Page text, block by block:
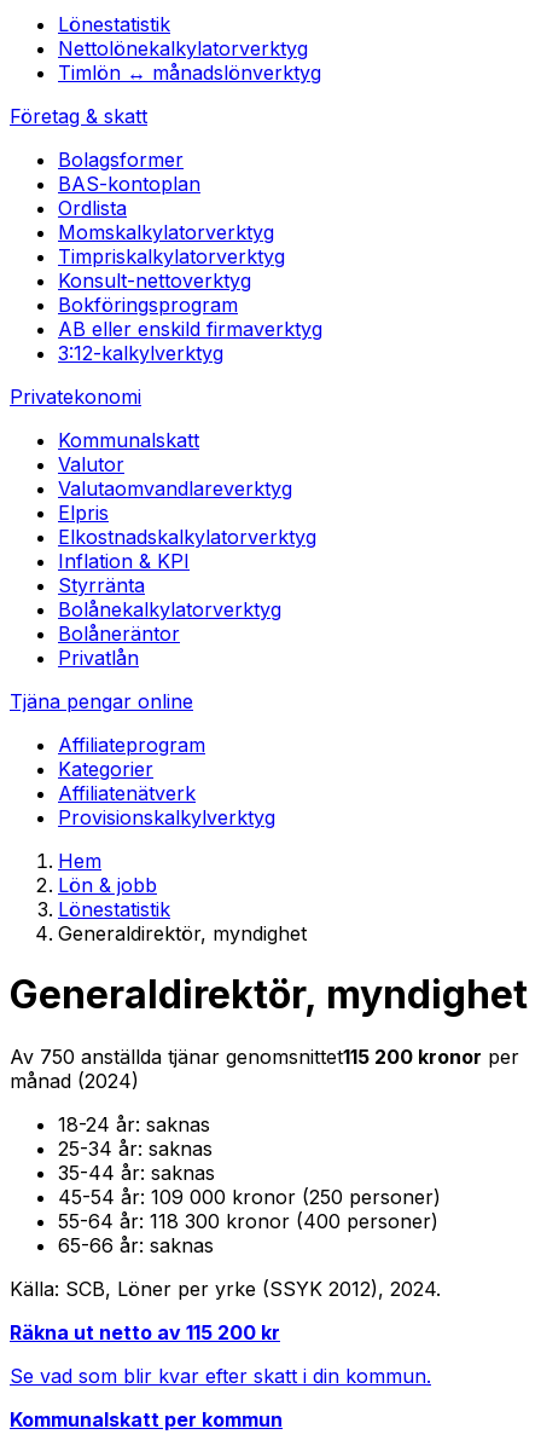
Lönestatistik
Nettolönekalkylatorverktyg
Timlön ↔ månadslönverktyg
Företag & skatt
Bolagsformer
BAS-kontoplan
Ordlista
Momskalkylatorverktyg
Timpriskalkylatorverktyg
Konsult-nettoverktyg
Bokföringsprogram
AB eller enskild firmaverktyg
3:12-kalkylverktyg
Privatekonomi
Kommunalskatt
Valutor
Valutaomvandlareverktyg
Elpris
Elkostnadskalkylatorverktyg
Inflation & KPI
Styrränta
Bolånekalkylatorverktyg
Bolåneräntor
Privatlån
Tjäna pengar online
Affiliateprogram
Kategorier
Affiliatenätverk
Provisionskalkylverktyg
Hem
Lön & jobb
Lönestatistik
Generaldirektör, myndighet
Generaldirektör, myndighet
Av 750 anställda tjänar genomsnittet115 200 kronor per
månad (2024)
18-24 år: saknas
25-34 år: saknas
35-44 år: saknas
45-54 år: 109 000 kronor (250 personer)
55-64 år: 118 300 kronor (400 personer)
65-66 år: saknas
Källa: SCB, Löner per yrke (SSYK 2012), 2024.
Räkna ut netto av 115 200 kr
Se vad som blir kvar efter skatt i din kommun.
Kommunalskatt per kommun